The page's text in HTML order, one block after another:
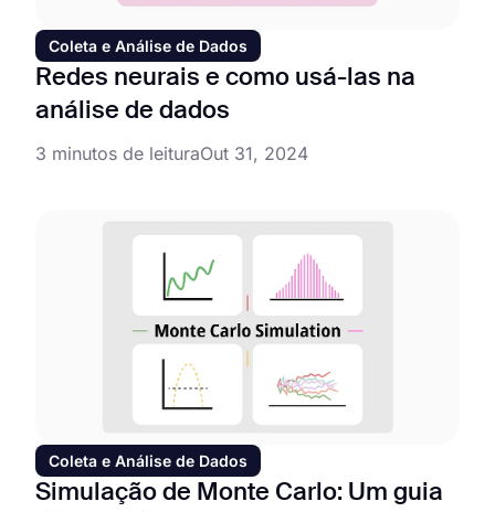
Coleta e Análise de Dados
Redes neurais e como usá-las na
análise de dados
3 minutos de leituraOut 31, 2024
Coleta e Análise de Dados
Simulação de Monte Carlo: Um guia